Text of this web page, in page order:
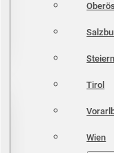
Tirol
Wien